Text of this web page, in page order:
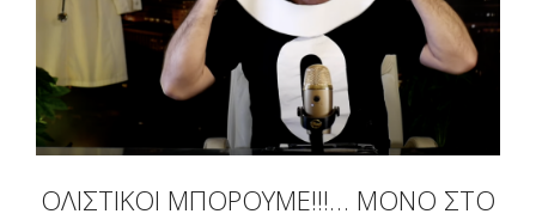
ΟΛΙΣΤΙΚΟΊ ΜΠΟΡΟΎΜΕ!!!… ΜΌΝΟ ΣΤΟ